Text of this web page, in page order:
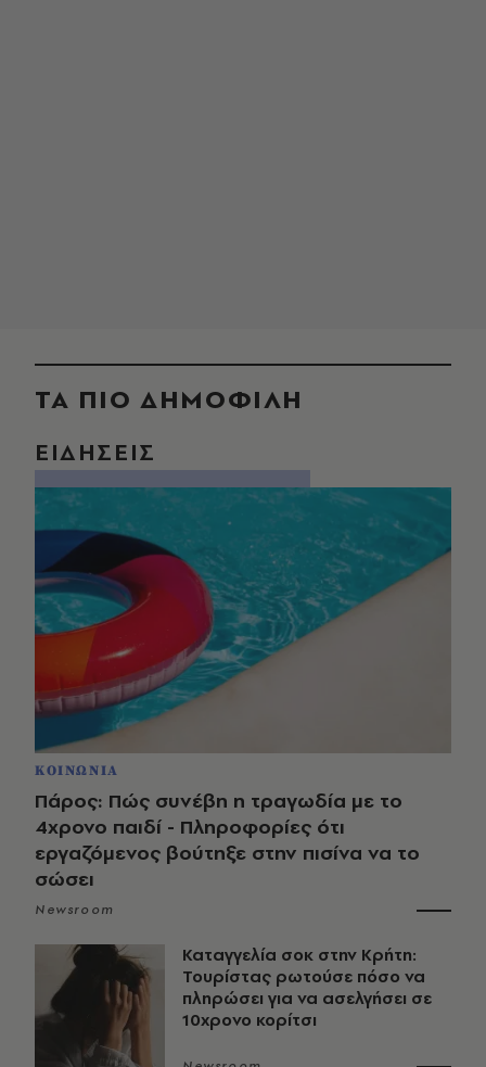
ΤΑ ΠΙΟ ΔΗΜΟΦΙΛΗ
ΕΙΔΗΣΕΙΣ
ΚΟΙΝΩΝΙΑ
Πάρος: Πώς συνέβη η τραγωδία με το
4χρονο παιδί - Πληροφορίες ότι
εργαζόμενος βούτηξε στην πισίνα να το
σώσει
Newsroom
Καταγγελία σοκ στην Κρήτη:
Τουρίστας ρωτούσε πόσο να
πληρώσει για να ασελγήσει σε
10χρονο κορίτσι